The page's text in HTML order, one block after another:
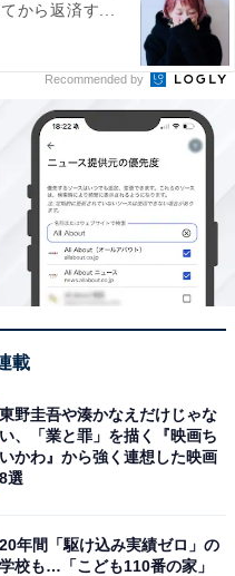
から返済す...
Recommended by
載
東野圭吾や湊かなえだけじゃな
い、「業と罪」を描く『映画ち
いかわ』から強く連想した映画
8選
20年間「駆け込み実績ゼロ」の
学校も…「こども110番の家」